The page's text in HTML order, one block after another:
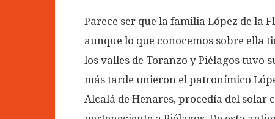
Parece ser que la familia López de la
aunque lo que conocemos sobre ella
los valles de Toranzo y Piélagos tuvo
más tarde unieron el patronímico
Alcalá de Henares, procedía del